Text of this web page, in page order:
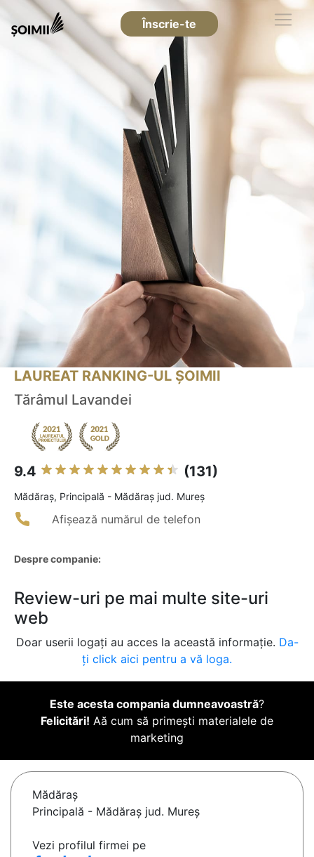
Înscrie-te
LAUREAT RANKING-UL ȘOIMII
Tărâmul Lavandei
9.4 (131)
Mădăraş, Principală - Mădăraș jud. Mureș
Afișează numărul de telefon
Despre companie:
Review-uri pe mai multe site-uri
web
Doar userii logați au acces la această informație. Da-
ți click aici pentru a vă loga.
Este acesta compania dumneavoastră?
Felicitări! Aă cum să primești materialele de
marketing
Mădăraş
Principală - Mădăraș jud. Mureș
Vezi profilul firmei pe